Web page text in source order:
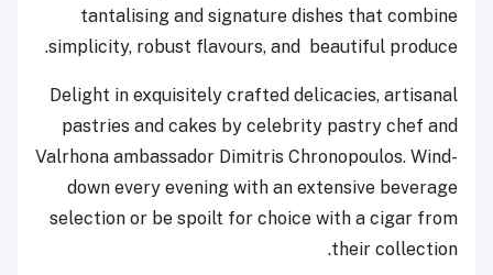
tantalising and signature dishes that combine
simplicity, robust flavours, and
beautiful produce.
Delight in exquisitely crafted delicacies, artisanal
pastries and cakes by celebrity pastry chef and
Valrhona ambassador Dimitris Chronopoulos. Wind-
down every evening with an extensive beverage
selection or be spoilt for choice with a cigar from
their collection.